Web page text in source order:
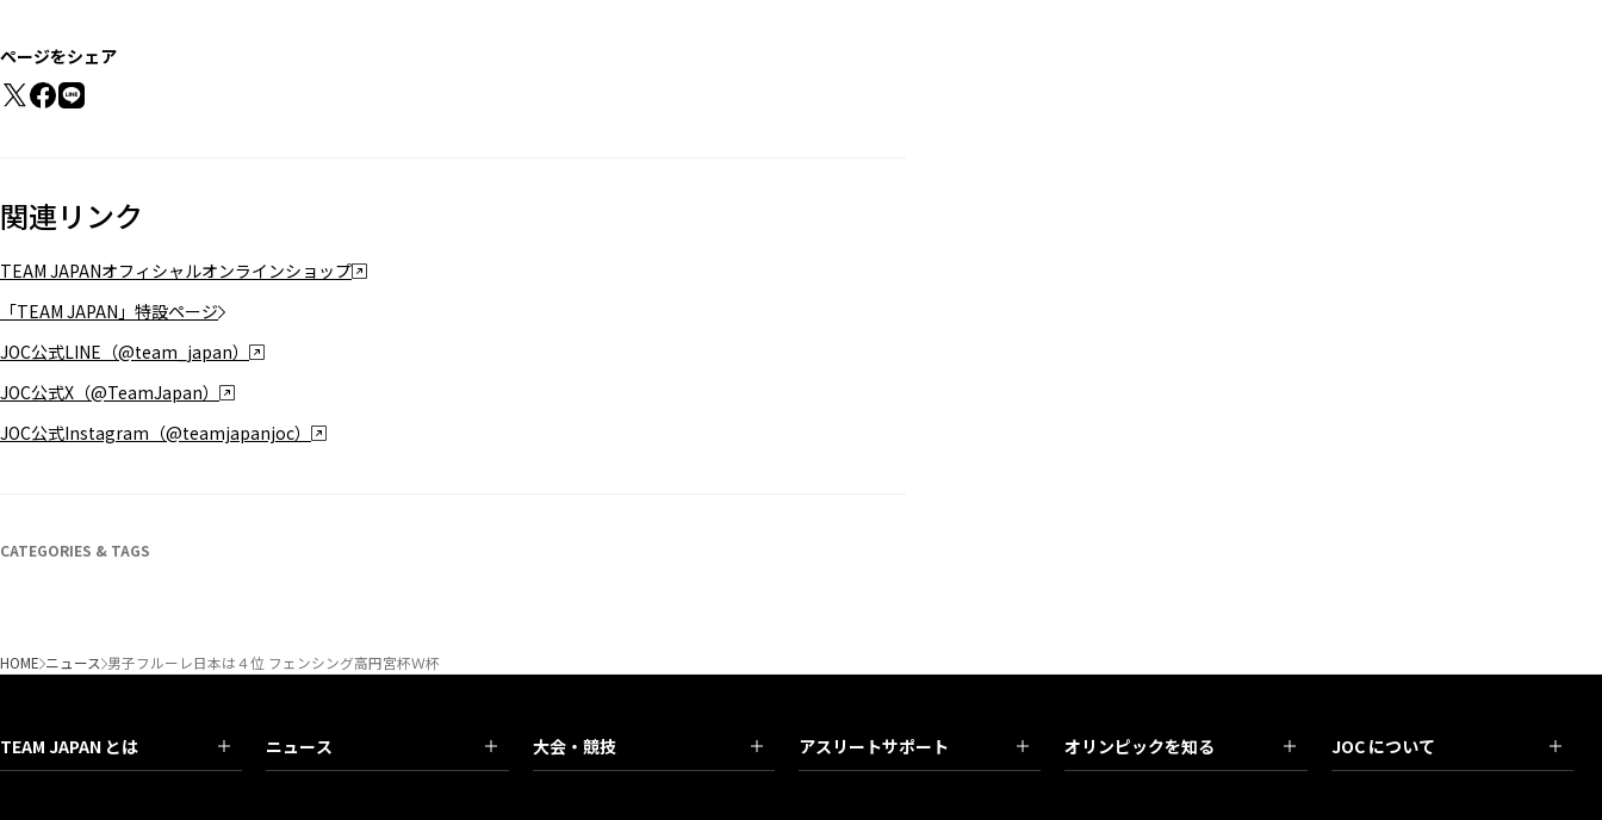
ページをシェア
関連リンク
TEAM JAPANオフィシャルオンラインショップ
「TEAM JAPAN」特設ページ
JOC公式LINE（@team_japan）
JOC公式X（@TeamJapan）
JOC公式Instagram（@teamjapanjoc）
CATEGORIES & TAGS
HOME ニュース 男子フルーレ日本は４位 フェンシング高円宮杯Ｗ杯
TEAM JAPAN とは ニュース 大会・競技 アスリートサポート オリンピックを知る JOC について